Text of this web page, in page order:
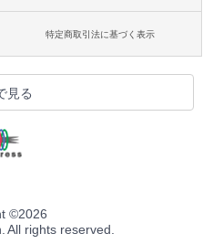
特定商取引法に基づく表示
見る
©2026
All rights reserved.